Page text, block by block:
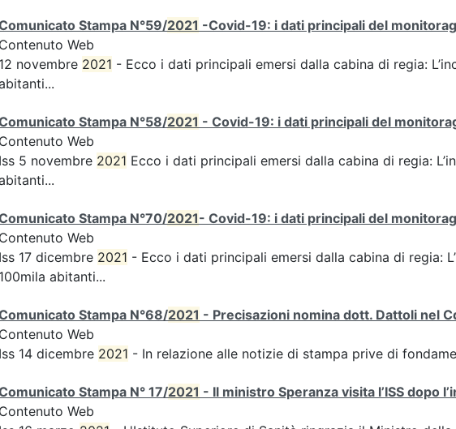
Stampa N°59/2021 -Covid-19: i dati principali del
Contenuto Web
12 novembre 2021 - Ecco i dati principali emersi dalla cabina di regia:
Stampa N°58/2021 - Covid-19: i dati principali del
Contenuto Web
Iss 5 novembre 2021 Ecco i dati principali emersi dalla cabina di regia:
Stampa N°70/2021- Covid-19: i dati principali del
Contenuto Web
Iss 17 dicembre 2021 - Ecco i dati principali emersi dalla cabina di regia:
100mila abitanti...
Stampa N°68/2021 - Precisazioni nomina dott. Dattoli nel
Contenuto Web
Iss 14 dicembre 2021 - In relazione alle notizie di stampa prive di
Stampa N° 17/2021 - Il ministro Speranza visita l’ISS dopo
Contenuto Web